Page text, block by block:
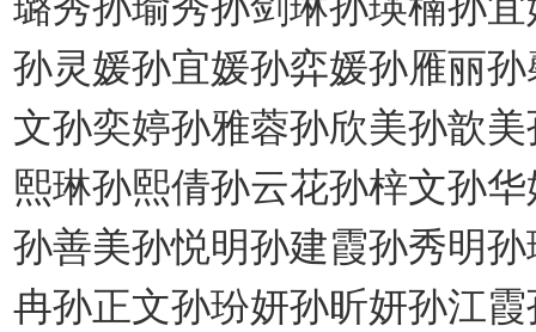
孙灵媛孙宜媛孙弈媛孙雁丽
文孙奕婷孙雅蓉孙欣美孙歆
熙琳孙熙倩孙云花孙梓文孙
孙善美孙悦明孙建霞孙秀明
冉孙正文孙玢妍孙昕妍孙江